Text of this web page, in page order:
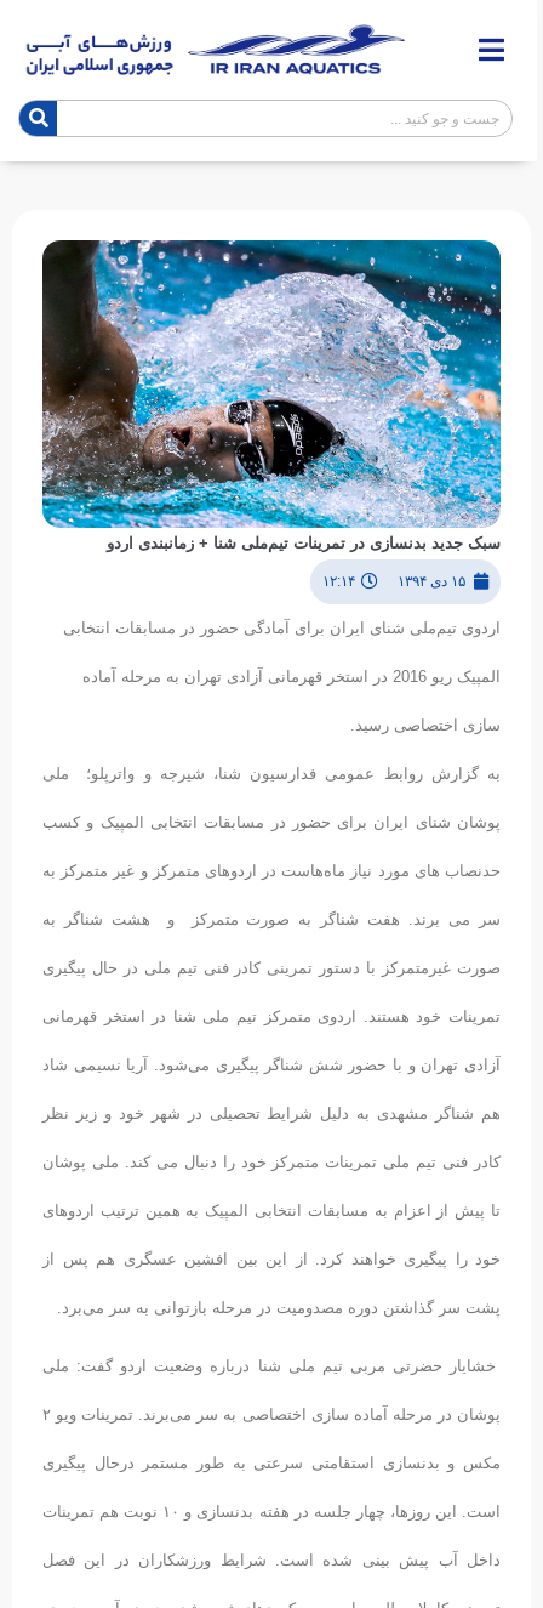
سبک جدید بدنسازی در تمرینات تیم‌ملی شنا + زمانبندی اردو
۱۵ دی ۱۳۹۴ ۱۲:۱۴
اردوی تیم‌ملی شنای ایران برای آمادگی حضور در مسابقات انتخابی
المپیک ریو 2016 در استخر قهرمانی آزادی تهران به مرحله آماده
سازی اختصاصی رسید.
به گزارش روابط عمومی فدارسیون شنا، شیرجه و واترپلو؛ ملی
پوشان شنای ایران برای حضور در مسابقات انتخابی المپیک و کسب
حدنصاب های مورد نیاز ماه‌هاست در اردوهای متمرکز و غیر متمرکز به
سر می برند. هفت شناگر به صورت متمرکز و هشت شناگر به
صورت غیرمتمرکز با دستور تمرینی کادر فنی تیم ملی در حال پیگیری
تمرینات خود هستند. اردوی متمرکز تیم ملی شنا در استخر قهرمانی
آزادی تهران و با حضور شش شناگر پیگیری می‌شود. آریا نسیمی شاد
هم شناگر مشهدی به دلیل شرایط تحصیلی در شهر خود و زیر نظر
کادر فنی تیم ملی تمرینات متمرکز خود را دنبال می کند. ملی پوشان
تا پیش از اعزام به مسابقات انتخابی المپیک به همین ترتیب اردوهای
خود را پیگیری خواهند کرد. از این بین افشین عسگری هم پس از
پشت سر گذاشتن دوره مصدومیت در مرحله بازتوانی به سر می‌برد.
خشایار حضرتی مربی تیم ملی شنا درباره وضعیت اردو گفت: ملی
پوشان در مرحله آماده سازی اختصاصی به سر می‌برند. تمرینات ویو ۲
مکس و بدنسازی استقامتی سرعتی به طور مستمر درحال پیگیری
است. این روزها، چهار جلسه در هفته بدنسازی و ۱۰ نوبت هم تمرینات
داخل آب پیش بینی شده است. شرایط ورزشکاران در این فصل